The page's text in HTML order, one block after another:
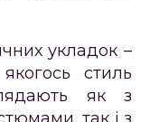
укладок –
стиль
як з